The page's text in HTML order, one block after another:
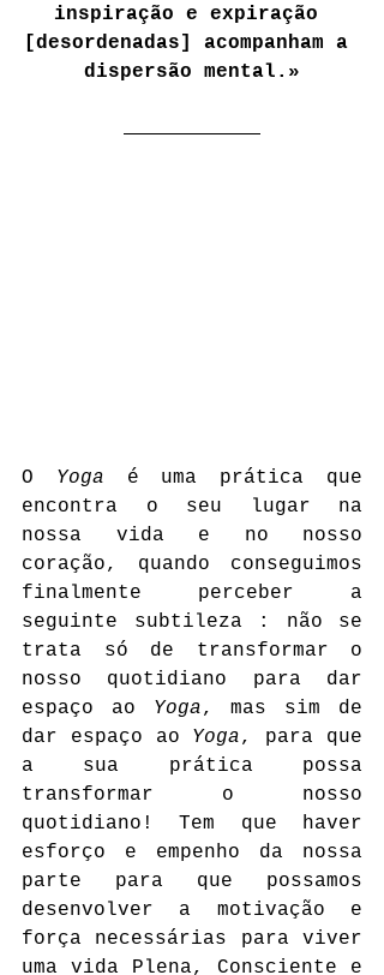
inspiração e expiração
[desordenadas] acompanham a
dispersão mental.»
O Yoga é uma prática que
encontra o seu lugar na
nossa vida e no nosso
coração, quando conseguimos
finalmente perceber a
seguinte subtileza : não se
trata só de transformar o
nosso quotidiano para dar
espaço ao Yoga, mas sim de
dar espaço ao Yoga, para que
a sua prática possa
transformar o nosso
quotidiano! Tem que haver
esforço e empenho da nossa
parte para que possamos
desenvolver a motivação e
força necessárias para viver
uma vida Plena, Consciente e